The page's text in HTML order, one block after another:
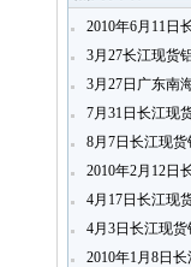
2010年6月11日
行情报价
3月27长江现货
3月27日广东南
7月31日长江现
8月7日长江现
2010年2月12日
行情报价
4月17日长江现
4月3日长江现
2010年1月8日